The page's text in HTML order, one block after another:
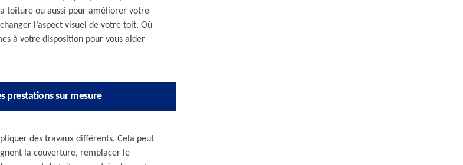
toiture ou aussi pour améliorer votre
l’aspect visuel de votre toit. Où
à votre disposition pour vous aider
prestations sur mesure
des travaux différents. Cela peut
la couverture, remplacer le